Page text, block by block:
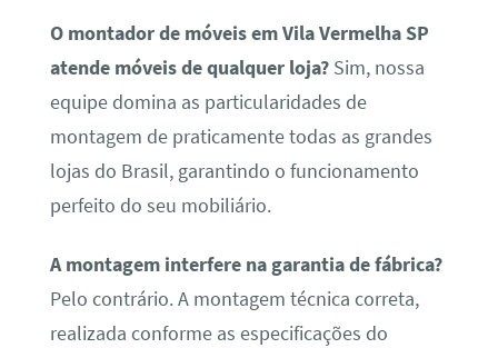
O montador de móveis em Vila Vermelha SP
atende móveis de qualquer loja?Sim, nossa
equipe domina as particularidades de
montagem de praticamente todas as grandes
lojas do Brasil, garantindo o funcionamento
perfeito do seu mobiliário.
A montagem interfere na garantia de fábrica?
Pelo contrário. A montagem técnica correta,
realizada conforme as especificações do